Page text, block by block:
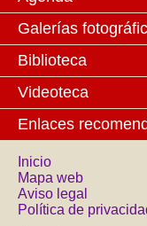
Galerías
Biblioteca
Videoteca
Enlaces
Inicio
Mapa web
Aviso legal
Política de